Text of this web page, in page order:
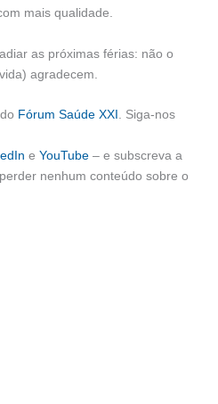
mais qualidade.
as próximas férias: não o
agradecem.
Fórum Saúde XXI. Siga-nos
e YouTube– e subscreva a
nenhum conteúdo sobre o